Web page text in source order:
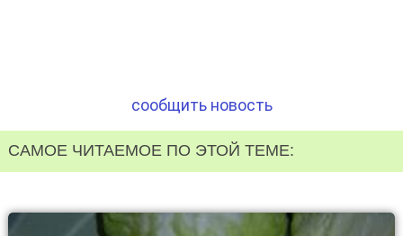
сообщить новость
САМОЕ ЧИТАЕМОЕ ПО ЭТОЙ ТЕМЕ: